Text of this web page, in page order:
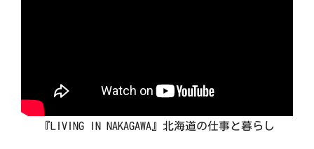
『LIVING IN NAKAGAWA』北海道の仕事と暮らし